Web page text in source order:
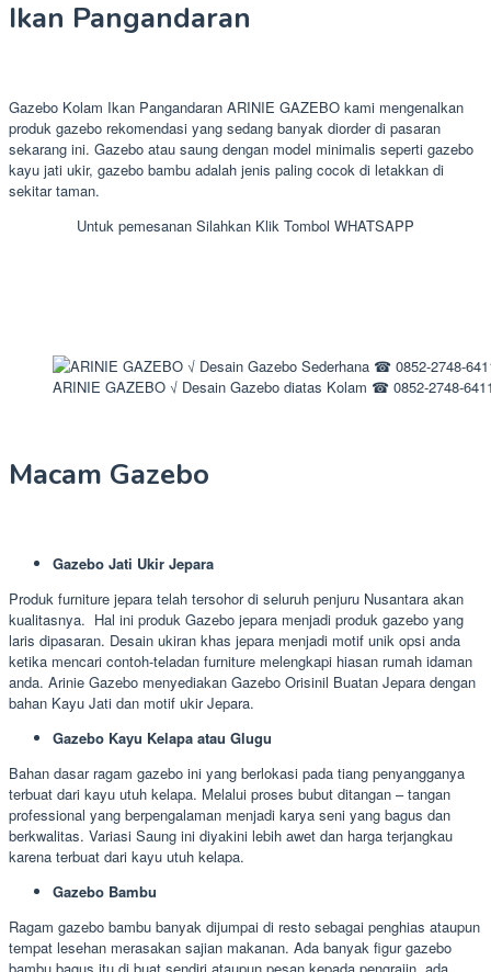
Ikan Pangandaran
Gazebo Kolam Ikan Pangandaran ARINIE GAZEBO kami mengenalkan
produk gazebo rekomendasi yang sedang banyak diorder di pasaran
sekarang ini. Gazebo atau saung dengan model minimalis seperti gazebo
kayu jati ukir, gazebo bambu adalah jenis paling cocok di letakkan di
sekitar taman.
Untuk pemesanan Silahkan Klik Tombol WHATSAPP
ARINIE GAZEBO √ Desain Gazebo diatas Kolam ☎ 0852-2748-
Macam Gazebo
Gazebo Jati Ukir Jepara
Produk furniture jepara telah tersohor di seluruh penjuru Nusantara akan
kualitasnya. Hal ini produk Gazebo jepara menjadi produk gazebo yang
laris dipasaran. Desain ukiran khas jepara menjadi motif unik opsi anda
ketika mencari contoh-teladan furniture melengkapi hiasan rumah idaman
anda. Arinie Gazebo menyediakan Gazebo Orisinil Buatan Jepara dengan
bahan Kayu Jati dan motif ukir Jepara.
Gazebo Kayu Kelapa atau Glugu
Bahan dasar ragam gazebo ini yang berlokasi pada tiang penyangganya
terbuat dari kayu utuh kelapa. Melalui proses bubut ditangan – tangan
professional yang berpengalaman menjadi karya seni yang bagus dan
berkwalitas. Variasi Saung ini diyakini lebih awet dan harga terjangkau
karena terbuat dari kayu utuh kelapa.
Gazebo Bambu
Ragam gazebo bambu banyak dijumpai di resto sebagai penghias ataupun
tempat lesehan merasakan sajian makanan. Ada banyak figur gazebo